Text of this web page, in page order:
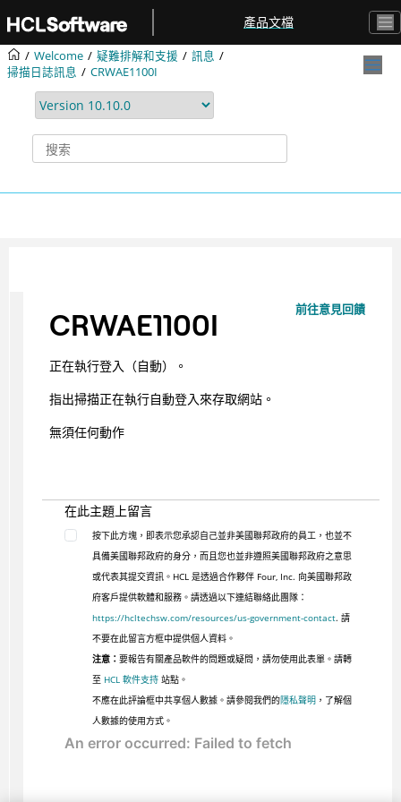
產品文檔
Welcome 疑難排解和支援
訊息
掃描日誌訊息
CRWAE1100I
前往意見回饋
CRWAE1100I
正在執行登入（自動）。
指出掃描正在執行自動登入來存取網站。
無須任何動作
在此主題上留言
按下此方塊，即表示您承認自己並非美國聯邦政府的員工，也並不
具備美國聯邦政府的身分，而且您也並非遵照美國聯邦政府之意思
或代表其提交資訊。HCL 是透過合作夥伴 Four, Inc. 向美國聯邦政
府客戶提供軟體和服務。請透過以下連結聯絡此團隊：
https://hcltechsw.com/resources/us-government-contact. 請
不要在此留言方框中提供個人資料。
注意： 要報告有關產品軟件的問題或疑問，請勿使用此表單。請轉
至 HCL 軟件支持站點。
不應在此評論框中共享個人數據。請參閱我們的隱私聲明 ，了解個
人數據的使用方式。